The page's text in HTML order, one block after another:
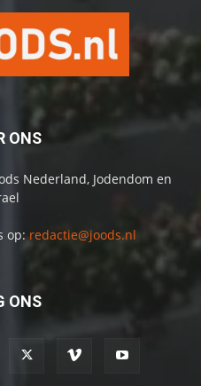
ONS
Nederland, Jodendom en
op: redactie@joods.nl
ONS